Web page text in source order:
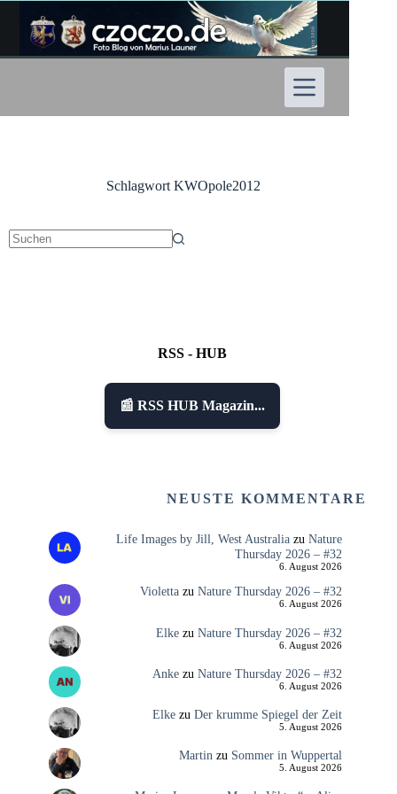
Inhalt
springen
Schlagwort KWOpole2012
RSS - HUB
📰 RSS HUB Magazin...
NEUSTE KOMMENTARE
Life Images by Jill, West Australiazu Nature
Thursday 2026 – #32
6. August 2026
Violettazu Nature Thursday 2026 – #32
6. August 2026
Elkezu Nature Thursday 2026 – #32
6. August 2026
Ankezu Nature Thursday 2026 – #32
6. August 2026
Elkezu Der krumme Spiegel der Zeit
5. August 2026
Martin zu Sommer in Wuppertal
5. August 2026